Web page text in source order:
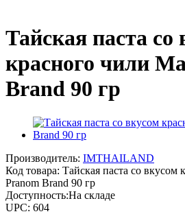
Тайская паста со
красного чили
Brand 90 гр
Производитель: IMTHAILAND
Код товара: Тайская паста со вкусом
Pranom Brand 90 гр
Доступность:На складе
UPC: 604